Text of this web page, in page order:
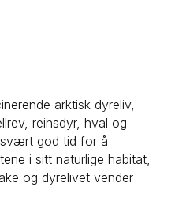
arktisk dyreliv,
reinsdyr, hval og
god tid for å
i sitt naturlige habitat,
og dyrelivet vender